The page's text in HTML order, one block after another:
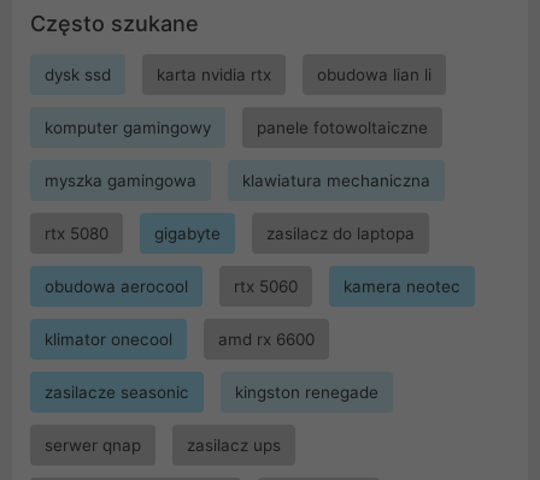
Często szukane
dysk ssd karta nvidia rtx obudowa lian li
komputer gamingowy panele fotowoltaiczne
myszka gamingowa klawiatura mechaniczna
rtx 5080 gigabyte zasilacz do laptopa
obudowa aerocool rtx 5060 kamera neotec
klimator onecool amd rx 6600
zasilacze seasonic kingston renegade
serwer qnap zasilacz ups